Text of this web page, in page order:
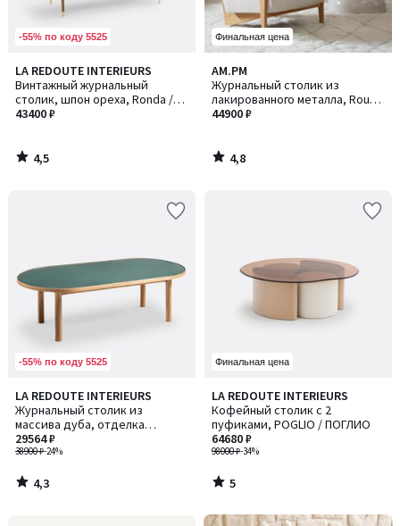
-55% по коду 5525
LA REDOUTE INTERIEURS
Винтажный журнальный
столик, шпон ореха, Ronda /
Ронда
43400 ₽
4,5
/ 5
4,5
/
Финальная цена
AM.PM
Журнальный столик из
лакированного металла, Rouva
/ Рува
44900 ₽
4,8
/ 5
4,8
/
-55% по коду 5525
LA REDOUTE INTERIEURS
Журнальный столик из
массива дуба, отделка
шпоном и стеклом, Evergreen /
Эвергрин
38900 ₽-24%
29564 ₽
4,3
/ 5
4,3
/
Финальная цена
LA REDOUTE INTERIEURS
Кофейный столик с 2
пуфиками, POGLIO / ПОГЛИО
98000 ₽-34%
64680 ₽
5
/
5
5
/
Ближе,